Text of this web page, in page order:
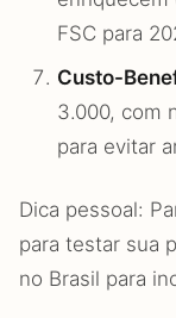
FSC para
Custo-
3.000, com
para evitar
Dica pessoal:
para testar sua
no Brasil para